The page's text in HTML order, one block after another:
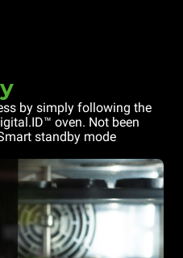
by simply following the
oven. Not been
standby mode